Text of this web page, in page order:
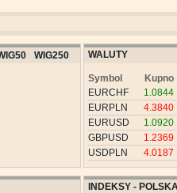
WIG250 WALUTY
Symbol
Kupno
EURCHF
1.0844
EURPLN
4.3840
EURUSD
1.0920
GBPUSD
1.2369
USDPLN
4.0187
INDEKSY -